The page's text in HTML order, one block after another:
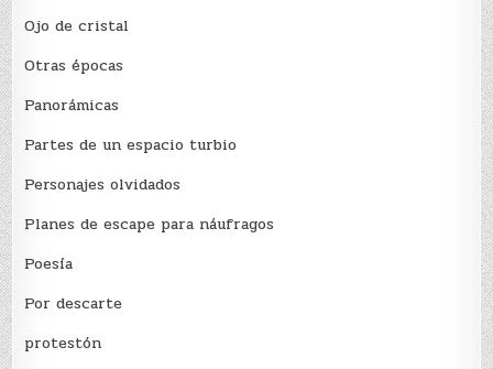
Ojo de cristal
Otras épocas
Panorámicas
Partes de un espacio turbio
Personajes olvidados
Planes de escape para náufragos
Poesía
Por descarte
protestón